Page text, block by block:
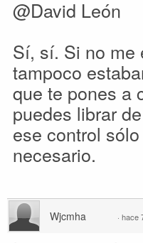
@David León
Sí, sí. Si no me
tampoco
que te pones a
puedes librar
ese control
necesario.
Wjcmha · hace